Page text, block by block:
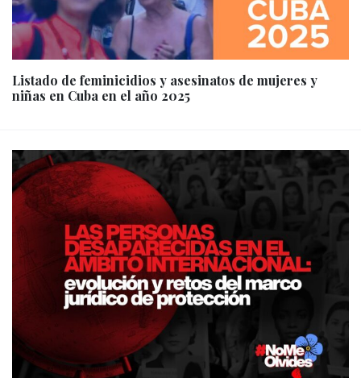
Listado de feminicidios y asesinatos de mujeres y
niñas en Cuba en el año 2025